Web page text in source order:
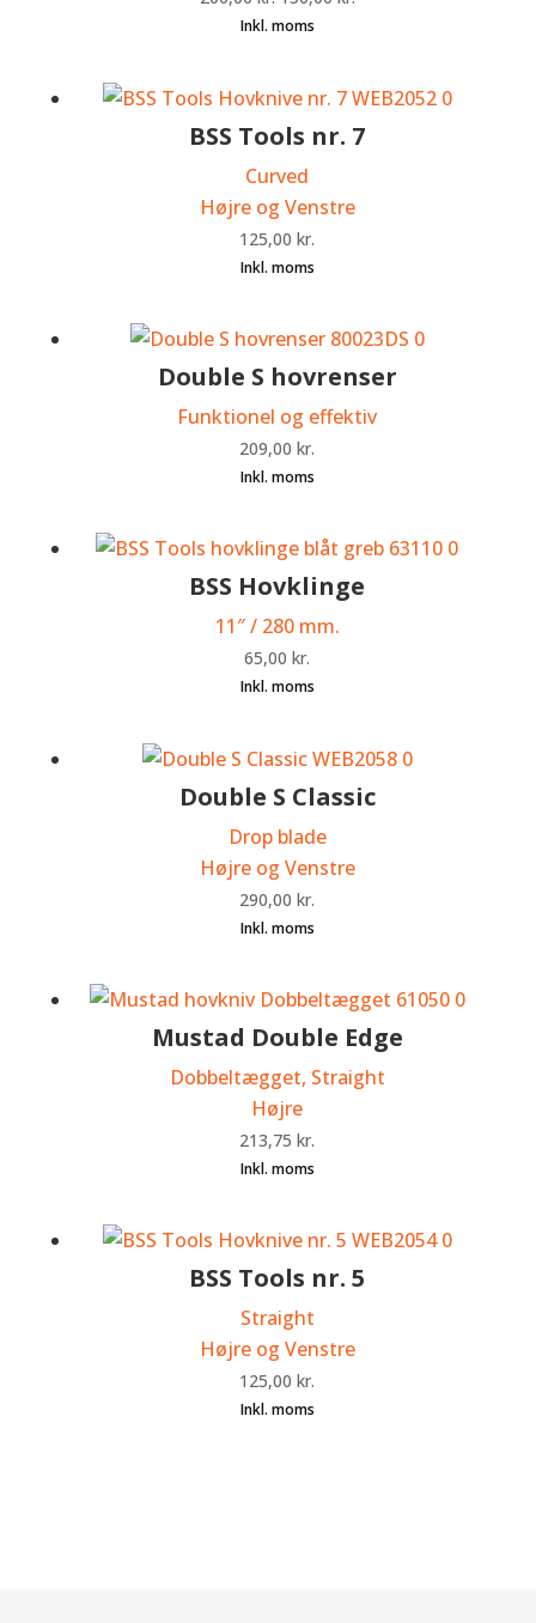
oprindelige
var:
er:
BSS Tools nr. 7
Curved
Højre og Venstre
125,00kr.
Double S hovrenser
Funktionel og effektiv
209,00kr.
BSS Hovklinge
11″ / 280 mm.
65,00kr.
Double S Classic
Drop blade
Højre og Venstre
290,00kr.
Mustad Double Edge
Dobbeltægget, Straight
Højre
213,75kr.
BSS Tools nr. 5
Straight
Højre og Venstre
125,00kr.